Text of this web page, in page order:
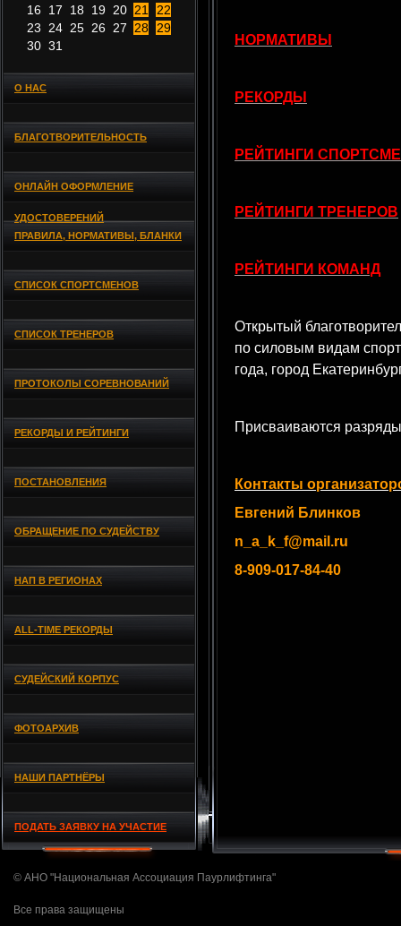
16 17 18 19 20 21
22
23
24 25 26 27 28
29
30 31
О НАС
БЛАГОТВОРИТЕЛЬНОСТЬ
ОНЛАЙН ОФОРМЛЕНИЕ
УДОСТОВЕРЕНИЙ
ПРАВИЛА, НОРМАТИВЫ, БЛАНКИ
СПИСОК СПОРТСМЕНОВ
СПИСОК ТРЕНЕРОВ
ПРОТОКОЛЫ СОРЕВНОВАНИЙ
РЕКОРДЫ И РЕЙТИНГИ
ПОСТАНОВЛЕНИЯ
ОБРАЩЕНИЕ ПО СУДЕЙСТВУ
НАП В РЕГИОНАХ
ALL-TIME РЕКОРДЫ
СУДЕЙСКИЙ КОРПУС
ФОТОАРХИВ
НАШИ ПАРТНЁРЫ
ПОДАТЬ ЗАЯВКУ НА УЧАСТИЕ
НОРМАТИВЫ
РЕКОРДЫ
РЕЙТИНГИ
РЕЙТИНГИ ТРЕНЕРОВ
РЕЙТИНГИ КОМАНД
Открытый
по силовым видам
года, город
Присваиваются
Контакты
Евгений Блинков
n_a_k_f@mail.ru
8-909-017-84-40
© АНО "Национальная Ассоциация Паурлифтинга"
Все права защищены